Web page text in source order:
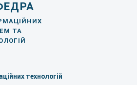
ТА
технологій